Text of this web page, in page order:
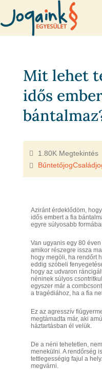
Mit lehet
idős
1.80K Megtekintés
Bűntetőjog
Aziránt érdeklődöm,
idős embert a fia
egyre súlyosabb
Van ugyanis egy 80
amikor részegre issza
hogy megöli, ha rendőrt
eddig szóbeli
hogy az udvaron
néninek súlyos
egyszer már a
a tragédiához, ha a fia
Ez az agresszív
megtámadta már, aki
háztartásban él velük.
De a néni tehetetlen,
menekülni. A rendőrség
tettlegességig fajul a
megvárni.